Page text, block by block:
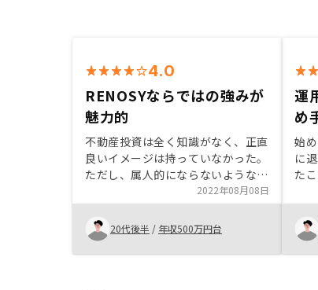
4.0
RENOSYならではの強みが
魅力的
不動産投資は全く知識がなく、正直
良いイメージは持っていなかった。
ただし、属人的にならないようなシ
ステムによる物件の絞り込みや、
我々が購入した後の運用の際のサポ
ート体制が整っていることでイメー
ジが覆り、リスクが少ないプランで
はあるものの購入を決めた。
2022年08月08日
20代後半 / 年収500万円台
運
め
始
に
た
員
入
さ
て
部